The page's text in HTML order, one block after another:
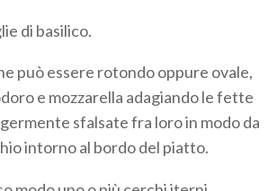
di basilico.
può essere rotondo oppure ovale,
e mozzarella adagiando le fette
sfalsate fra loro in modo da
intorno al bordo del piatto.